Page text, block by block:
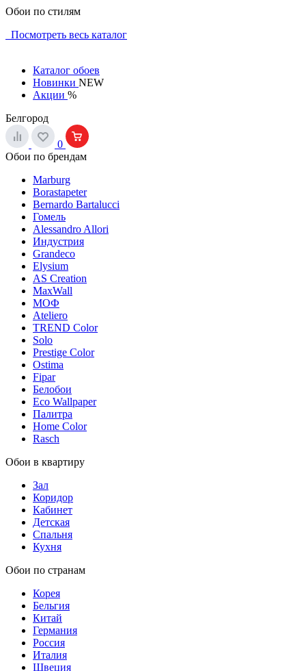
Обои по стилям
Посмотреть весь каталог
Каталог обоев
Новинки NEW
Акции %
Белгород
0
Обои по брендам
Marburg
Borastapeter
Bernardo Bartalucci
Гомель
Alessandro Allori
Индустрия
Grandeco
Elysium
AS Creation
MaxWall
МОФ
Ateliero
TREND Color
Solo
Prestige Color
Ostima
Fipar
Белобои
Eco Wallpaper
Палитра
Home Color
Rasch
Обои в квартиру
Зал
Коридор
Кабинет
Детская
Спальня
Кухня
Обои по странам
Корея
Бельгия
Китай
Германия
Россия
Италия
Швеция